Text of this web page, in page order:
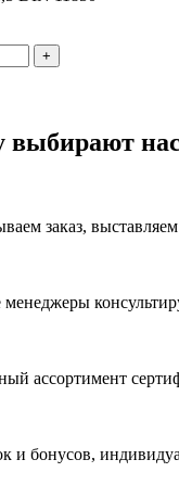
выбирают
заказ,
ассортимент
и бонусов,